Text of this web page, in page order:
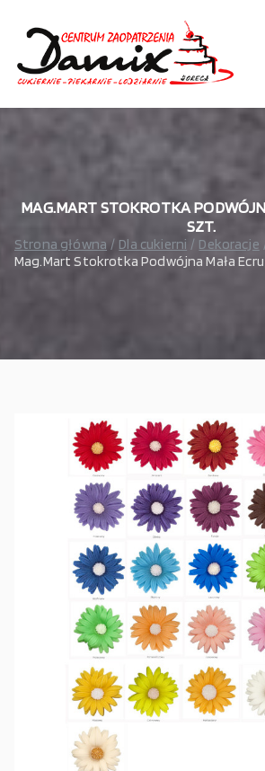
treści
MAG.MART STOKROTKA
SZT.
Strona główna Dla cukierni
Dekoracje
Mag.Mart Stokrotka Podwójna Mała